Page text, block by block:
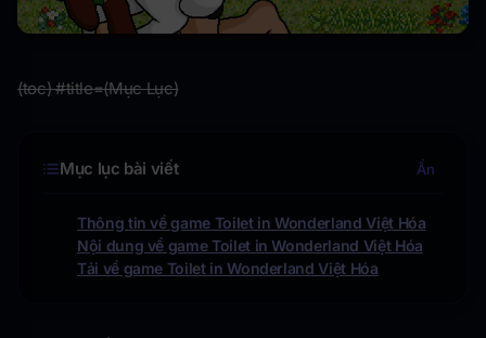
(toc) #title=(Mục Lục)
Mục lục bài viết Ẩn
Thông tin về game Toilet in Wonderland Việt Hóa
Nội dung về game Toilet in Wonderland Việt Hóa
Tải về game Toilet in Wonderland Việt Hóa